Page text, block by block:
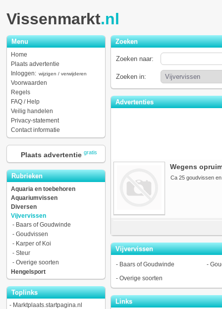
Vissenmarkt.nl
Menu
Home
Plaats advertentie
Inloggen: wijzigen / verwijderen
Voorwaarden
Regels
FAQ / Help
Veilig handelen
Privacy-statement
Contact informatie
Plaats advertentie gratis
Rubrieken
Aquaria en toebehoren
Aquariumvissen
Diversen
Vijvervissen
- Baars of Goudwinde
- Goudvissen
- Karper of Koi
- Steur
- Overige soorten
Hengelsport
Toplinks
- Marktplaats.startpagina.nl
Zoeken
Zoeken naar:
Zoeken in:
Advertenties
Wegens
Ca 25 goudvissen
Vijvervissen
- Baars of Goudwinde -
- Overige soorten
Links